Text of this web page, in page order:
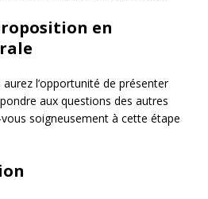
en
aurez l’opportunité de présenter
aux questions des autres
soigneusement à cette étape